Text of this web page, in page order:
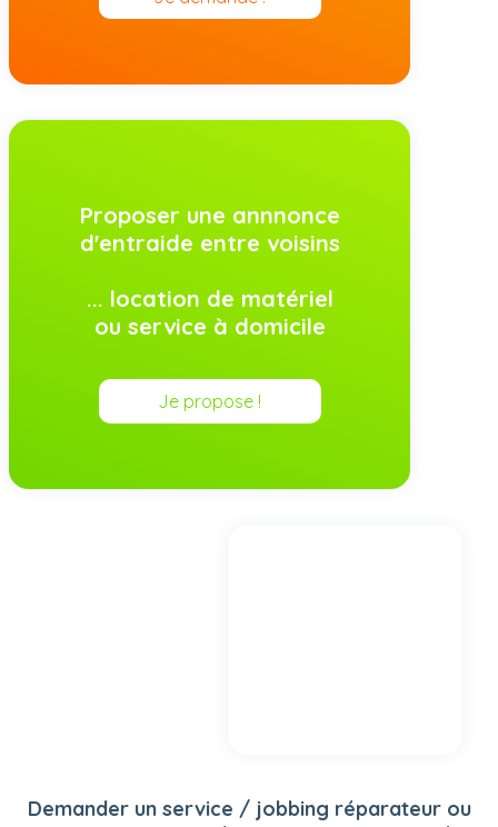
Proposer une annnonce
d'entraide entre voisins
... location de matériel
ou service à domicile
Je propose !
Demander un service / jobbing réparateur ou